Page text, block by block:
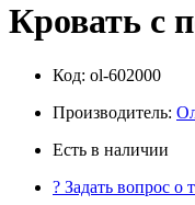
Кровать с
Код: ol-602000
Производитель:
Есть в наличии
? Задать вопрос о